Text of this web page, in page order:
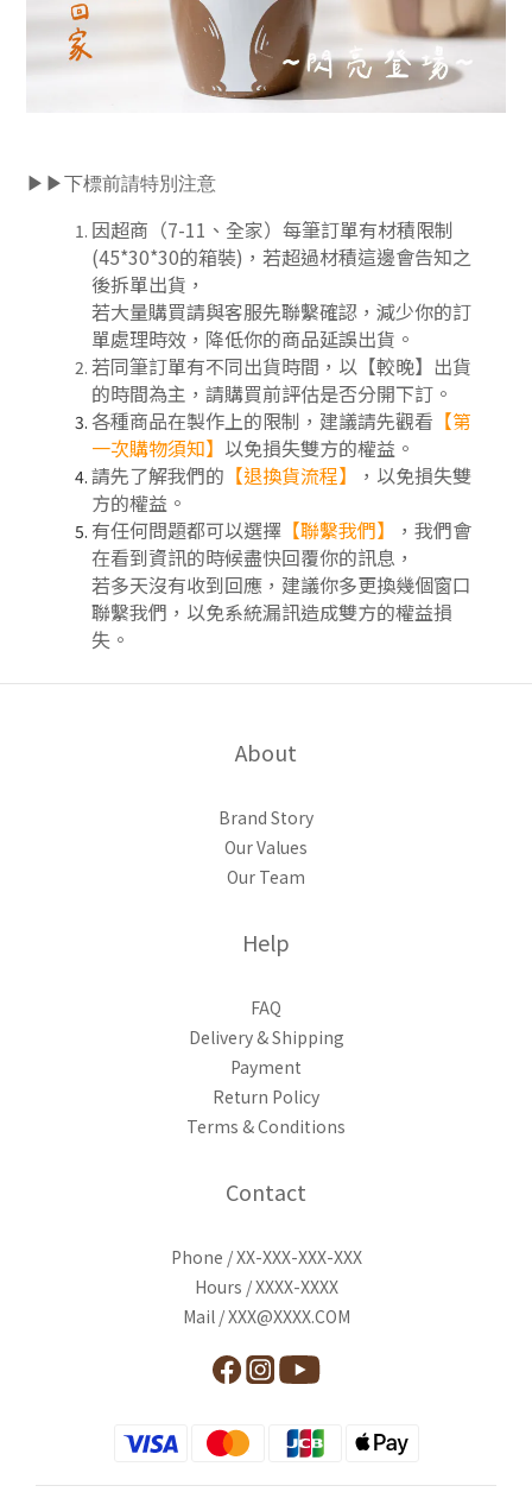
▶▶下標前請特別注意
因超商（7-11、全家）每筆訂單有材積限制
(45*30*30的箱裝)，若超過材積這邊會告知之
後拆單出貨，
若大量購買請與客服先聯繫確認，減少你的訂
單處理時效，降低你的商品延誤出貨。
若同筆訂單有不同出貨時間，以【較晚】出貨
的時間為主，請購買前評估是否分開下訂 。
各種商品在製作上的限制，建議請先觀看 【第
一次購物須知】 以免損失雙方的權益。
請先了解我們的 【退換貨流程】
，以免損失雙
方的權益。
有任何問題都可以選擇 【聯繫我們】
，我們會
在看到資訊的時候盡快回覆你的訊息，
若多天沒有收到回應，建議你多更換幾個窗口
聯繫我們，以免系統漏訊造成雙方的權益損
失。
About
Brand Story
Our Values
Our Team
Help
FAQ
Delivery & Shipping
Payment
Return Policy
Terms & Conditions
Contact
Phone / XX-XXX-XXX-XXX
Hours / XXXX-XXXX
Mail / XXX@XXXX.COM